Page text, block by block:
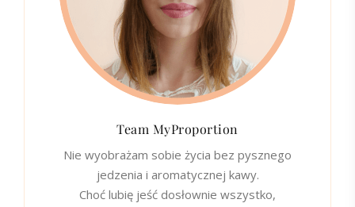
Team MyProportion
Nie wyobrażam sobie życia bez pysznego
jedzenia i aromatycznej kawy.
Choć lubię jeść dosłownie wszystko,